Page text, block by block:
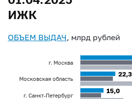
ИЖК
ОБЪЕМ ВЫДАЧ, млрд рублей
22,3
22,3
15,0
15,0
г. Москва
Московская область
г. Санкт-Петербург